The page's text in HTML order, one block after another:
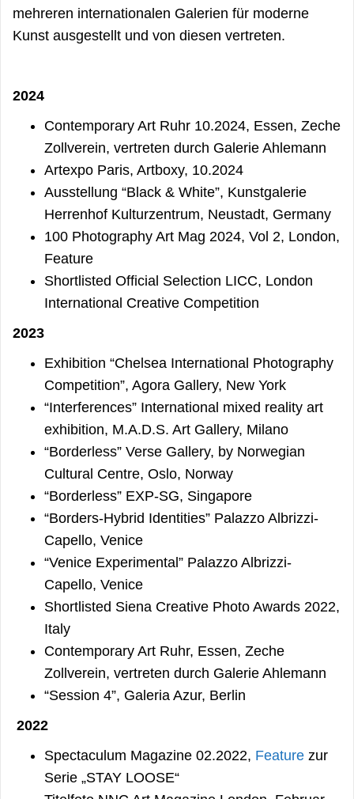
mehreren internationalen Galerien für moderne
Kunst ausgestellt und von diesen vertreten.
2024
Contemporary Art Ruhr 10.2024, Essen, Zeche
Zollverein, vertreten durch Galerie Ahlemann
Artexpo Paris, Artboxy, 10.2024
Ausstellung “Black & White”, Kunstgalerie
Herrenhof Kulturzentrum, Neustadt, Germany
100 Photography Art Mag 2024, Vol 2, London,
Feature
Shortlisted Official Selection LICC, London
International Creative Competition
2023
Exhibition “Chelsea International Photography
Competition”, Agora Gallery, New York
“Interferences” International mixed reality art
exhibition, M.A.D.S. Art Gallery, Milano
“Borderless” Verse Gallery, by Norwegian
Cultural Centre, Oslo, Norway
“Borderless” EXP-SG, Singapore
“Borders-Hybrid Identities” Palazzo Albrizzi-
Capello, Venice
“Venice Experimental” Palazzo Albrizzi-
Capello, Venice
Shortlisted Siena Creative Photo Awards 2022,
Italy
Contemporary Art Ruhr, Essen, Zeche
Zollverein, vertreten durch Galerie Ahlemann
“Session 4”, Galeria Azur, Berlin
2022
Spectaculum Magazine 02.2022, Feature zur
Serie „STAY LOOSE“